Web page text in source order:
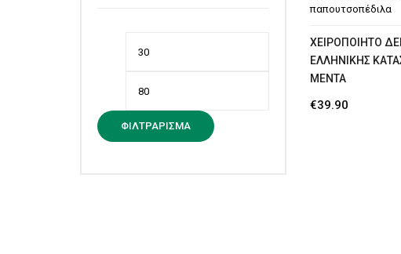
παπουτσοπέδιλα
ΧΕΙΡΟΠΟΙΗΤΟ
ΕΛΛΗΝΙΚΗΣ
MENTA
€39.90
ΦΙΛΤΡΆΡΙΣΜΑ